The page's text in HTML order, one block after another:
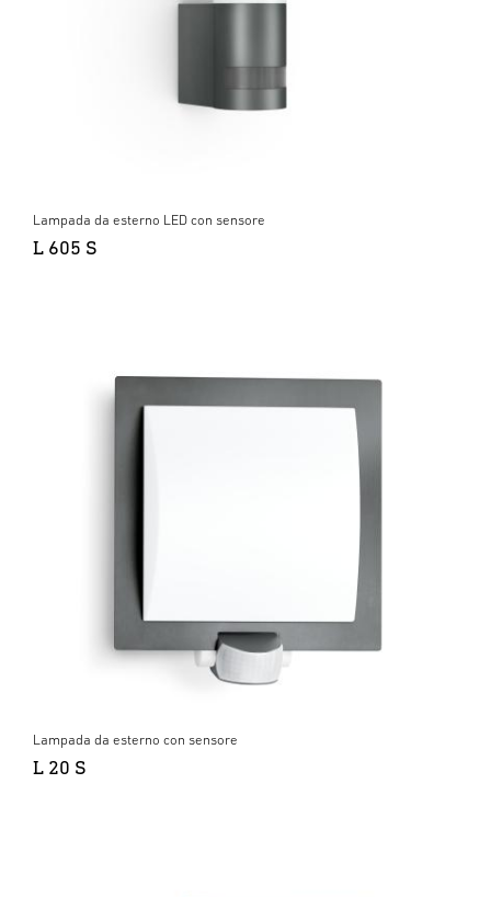
Lampada da esterno LED con sensore
L 605 S
Lampada da esterno con sensore
L 20 S